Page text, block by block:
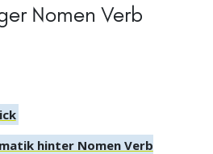
Nomen Verb
hinter Nomen Verb